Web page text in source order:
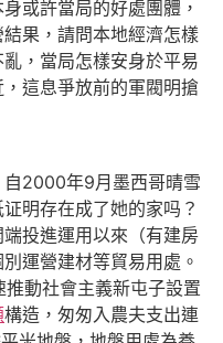
或許當局的好處團體，
果，請問本地經濟怎樣
，當局怎樣安身於平易
這息爭放前的軍閥明搶
2000年9月墨西哥晴雪
明存在成了她的家吗？
投進運用以來（有建房
運營建材等貿易用處。
動社會主義新屯子設置
構造，匆匆入農夫支出連